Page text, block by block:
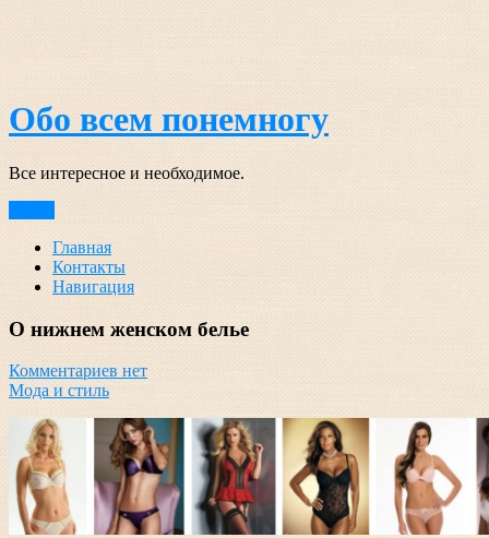
Обо всем понемногу
Все интересное и необходимое.
Главная
Контакты
Навигация
О нижнем женском белье
Комментариев нет
Мода и стиль